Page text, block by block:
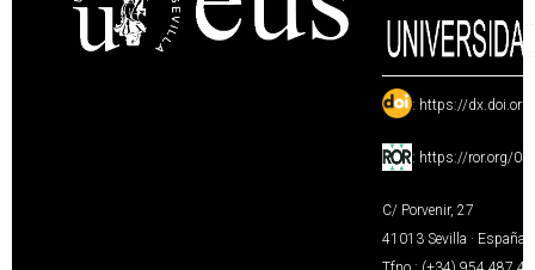
: https://
: https://ror.org/
C/ Porvenir, 27
41013 Sevilla · España